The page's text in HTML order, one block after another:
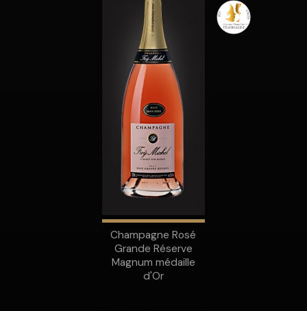
Champagne Rosé
Grande Réserve
Magnum médaille
d'Or